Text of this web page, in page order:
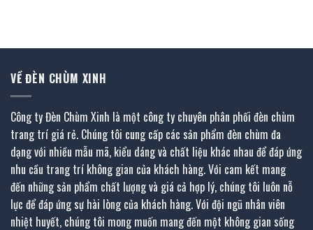
VỀ ĐÈN CHÙM XINH
Công ty Đèn Chùm Xinh là một công ty chuyên phân phối đèn chùm
trang trí giá rẻ. Chúng tôi cung cấp các sản phẩm đèn chùm đa
dạng với nhiều mẫu mã, kiểu dáng và chất liệu khác nhau để đáp ứng
nhu cầu trang trí không gian của khách hàng. Với cam kết mang
đến những sản phẩm chất lượng và giá cả hợp lý, chúng tôi luôn nỗ
lực để đáp ứng sự hài lòng của khách hàng. Với đội ngũ nhân viên
nhiệt huyết, chúng tôi mong muốn mang đến một không gian sống